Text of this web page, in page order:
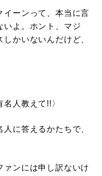
イーンって、本当に言
いよ。ホント、マジ
かいないんだけど、
名人教えて!!〉
に答えるかたちで、
ァンには申し訳ないけ